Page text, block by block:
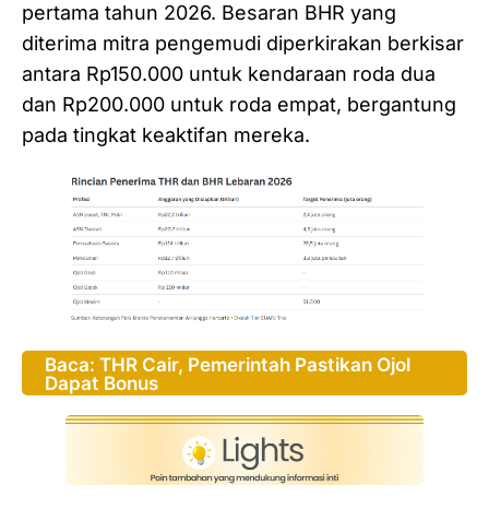
pertama tahun 2026. Besaran BHR yang
diterima mitra pengemudi diperkirakan berkisar
antara Rp150.000 untuk kendaraan roda dua
dan Rp200.000 untuk roda empat, bergantung
pada tingkat keaktifan mereka.
Baca: THR Cair, Pemerintah Pastikan Ojol
Dapat Bonus